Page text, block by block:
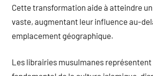
Cette transformation aide à atteindre
vaste, augmentant leur influence au-
emplacement géographique.
Les librairies musulmanes